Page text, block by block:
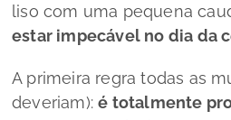
liso com uma pequena
estar impecável no dia da
A primeira regra todas as
deveriam):é totalmente